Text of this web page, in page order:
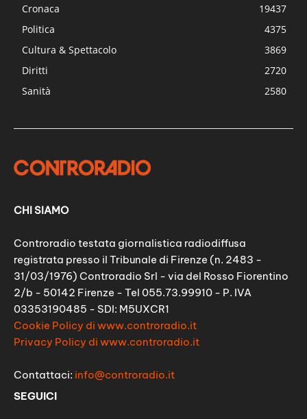
Cronaca
19437
Politica
4375
Cultura & Spettacolo
3869
Diritti
2720
Sanità
2580
CHI SIAMO
Controradio testata giornalistica radiodiffusa
registrata presso il Tribunale di Firenze (n. 2483 -
31/03/1976) Controradio Srl - via del Rosso Fiorentino
2/b - 50142 Firenze - Tel 055.73.99910 - P. IVA
03353190485 - SDI: M5UXCR1
Cookie Policy di www.controradio.it
Privacy Policy di www.controradio.it
Contattaci: info@controradio.it
SEGUICI